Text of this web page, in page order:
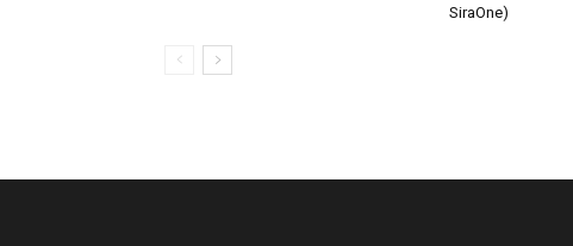
SiraOne)